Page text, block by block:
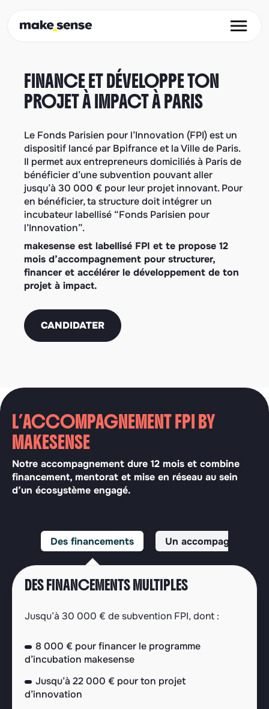
FINANCE ET DÉVELOPPE TON
PROJET À IMPACT À PARIS
Le Fonds Parisien pour l’Innovation (FPI) est un
dispositif lancé par Bpifrance et la Ville de Paris.
Il permet aux entrepreneurs domiciliés à Paris de
bénéficier d’une subvention pouvant aller
jusqu’à 30 000 € pour leur projet innovant. Pour
en bénéficier, ta structure doit intégrer un
incubateur labellisé “Fonds Parisien pour
l’Innovation”.
makesense est labellisé FPI et te propose 12
mois d’accompagnement pour structurer,
financer et accélérer le développement de ton
projet à impact.
CANDIDATER
L’ACCOMPAGNEMENT FPI BY
MAKESENSE
Notre accompagnement dure 12 mois et combine
financement, mentorat et mise en réseau au sein
d’un écosystème engagé.
Des financements Un accompagnement
DES FINANCEMENTS MULTIPLES
Jusqu’à 30 000 € de subvention FPI, dont :
8 000 € pour financer le programme
d’incubation makesense
Jusqu’à 22 000 € pour ton projet
d’innovation